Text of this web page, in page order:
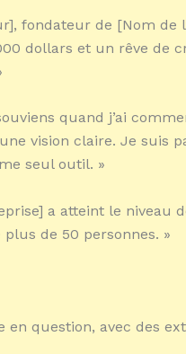
fondateur de [Nom de
dollars et un rêve de
quand j’ai
vision claire. Je suis
seul outil. »
a atteint le niveau
de 50 personnes. »
en question, avec des